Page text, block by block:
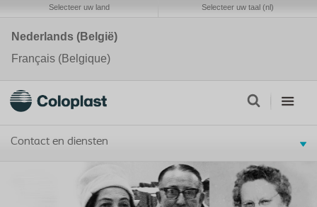
Selecteer uw land Selecteer uw taal (nl)
Nederlands (België)
Français (Belgique)
Contact en diensten